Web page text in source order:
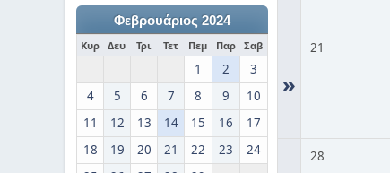
Φεβρουάριος 2024
Κυρ Δευ Τρι Τετ Πεμ Παρ Σαβ
1 2
3
4
5 6 7 8 9
10
11
12 13 14 15 16
17
18
19 20 21 22 23
24
»
21
28